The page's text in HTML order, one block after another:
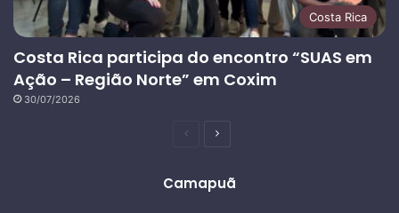
Costa Rica
Costa Rica participa do encontro “SUAS em
Ação – Região Norte” em Coxim
30/07/2026
PáginaPróxima
Camapuã